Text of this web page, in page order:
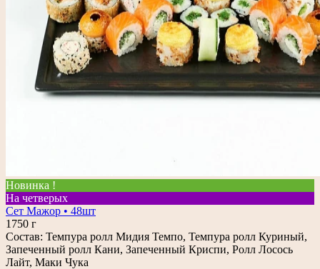
Новинка !
На четверых
Сет Мажор • 48шт
1750 г
Состав: Темпура ролл Мидия Темпо, Темпура ролл Куриный,
Запеченный ролл Кани, Запеченный Криспи, Ролл Лосось
Лайт, Маки Чука